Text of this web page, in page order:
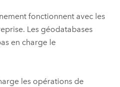
fonctionnent avec les
Les géodatabases
en charge le
les opérations de